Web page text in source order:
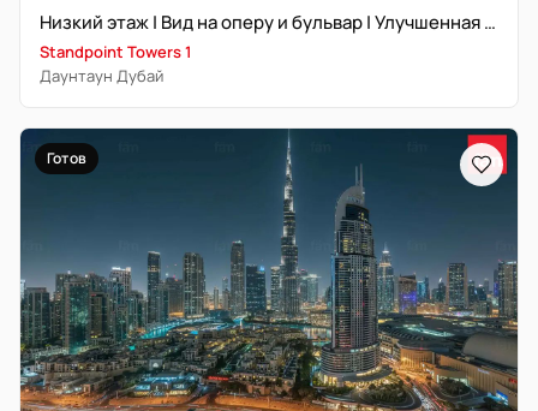
Низкий этаж | Вид на оперу и бульвар | Улучшенная отделка
Standpoint Towers 1
Даунтаун Дубай
Готов